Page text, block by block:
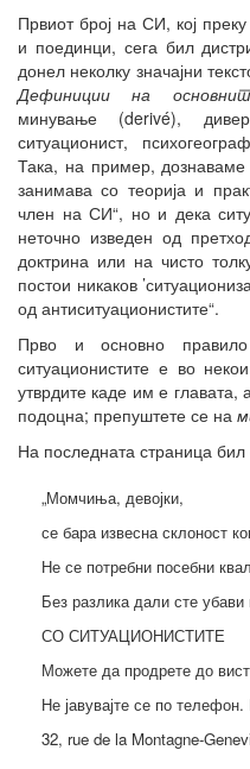
Првиот број на СИ, кој
и поединци, сега бил
донел неколку значајни
Дефиниции на
минување (derivé),
ситуационист,
Така, на пример, дознаваме
занимава со теорија и
член на СИ“, но и дека
неточно изведен од
доктрина или на чисто
постои никаков
од антиситуационистите“.
Прво и основно
ситуационистите е во
утврдите каде им е главата,
подоцна; препуштете се на
На последната страница бил
„Момчиња, девојки,
се бара извесна склоност
Не се потребни посебни
Без разлика дали сте
СО СИТУАЦИОНИСТИТЕ
Можете да продрете до
Не јавувајте се по
32, rue de la Montagne-